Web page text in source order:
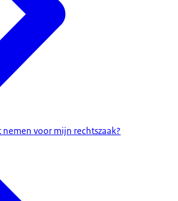
voor mijn rechtszaak?